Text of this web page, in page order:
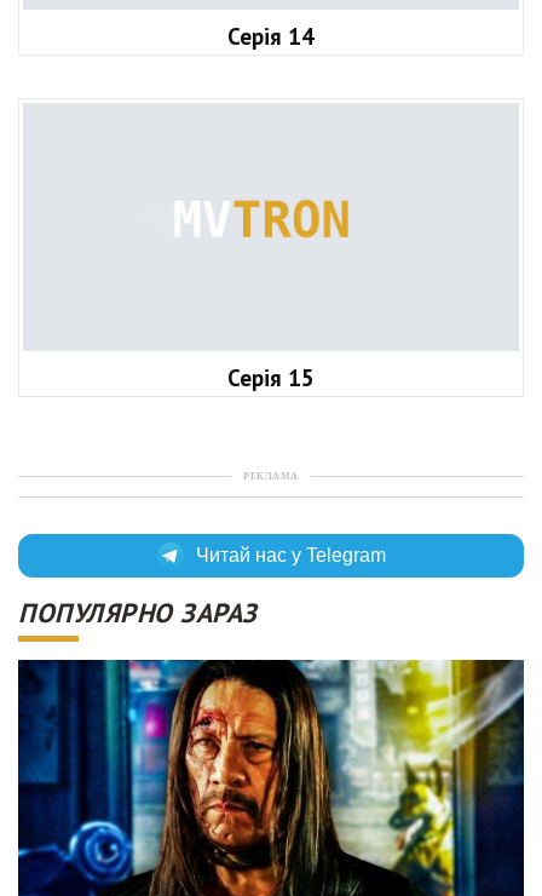
Серія 14
Серія 15
РЕКЛАМА
Читай нас у Telegram
ПОПУЛЯРНО ЗАРАЗ